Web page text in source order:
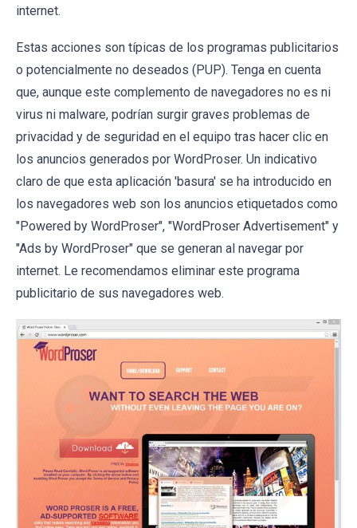
internet.
Estas acciones son típicas de los programas publicitarios
o potencialmente no deseados (PUP). Tenga en cuenta
que, aunque este complemento de navegadores no es ni
virus ni malware, podrían surgir graves problemas de
privacidad y de seguridad en el equipo tras hacer clic en
los anuncios generados por WordProser. Un indicativo
claro de que esta aplicación 'basura' se ha introducido en
los navegadores web son los anuncios etiquetados como
"Powered by WordProser", "WordProser Advertisement" y
"Ads by WordProser" que se generan al navegar por
internet. Le recomendamos eliminar este programa
publicitario de sus navegadores web.